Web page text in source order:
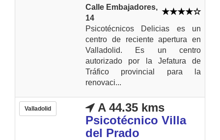
Calle Embajadores,
14
Psicotécnicos Delicias es un
centro de reciente apertura en
Valladolid. Es un centro
autorizado por la Jefatura de
Tráfico provincial para la
renovaci...
Valladolid
A 44.35 kms
Psicotécnico Villa
del Prado